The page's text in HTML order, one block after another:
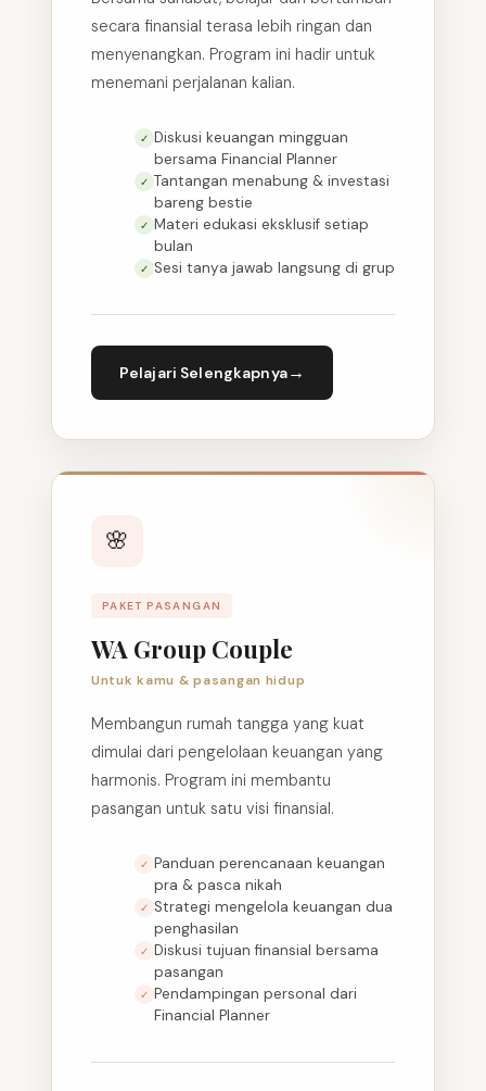
secara finansial terasa lebih ringan dan
menyenangkan. Program ini hadir untuk
menemani perjalanan kalian.
✓ Diskusi keuangan mingguan
bersama Financial Planner
✓ Tantangan menabung & investasi
bareng bestie
✓ Materi edukasi eksklusif setiap
bulan
✓ Sesi tanya jawab langsung di grup
Pelajari Selengkapnya→
🌸
PAKET PASANGAN
WA Group Couple
Untuk kamu & pasangan hidup
Membangun rumah tangga yang kuat
dimulai dari pengelolaan keuangan yang
harmonis. Program ini membantu
pasangan untuk satu visi finansial.
✓ Panduan perencanaan keuangan
pra & pasca nikah
✓ Strategi mengelola keuangan dua
penghasilan
✓ Diskusi tujuan finansial bersama
pasangan
✓ Pendampingan personal dari
Financial Planner